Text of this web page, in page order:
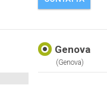
Genova
(genova)